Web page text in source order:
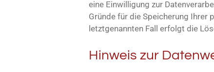
eine Einwilligung zur
Gründe für die Speicherung Ihrer
letztgenannten Fall erfolgt die
Hinweis zur